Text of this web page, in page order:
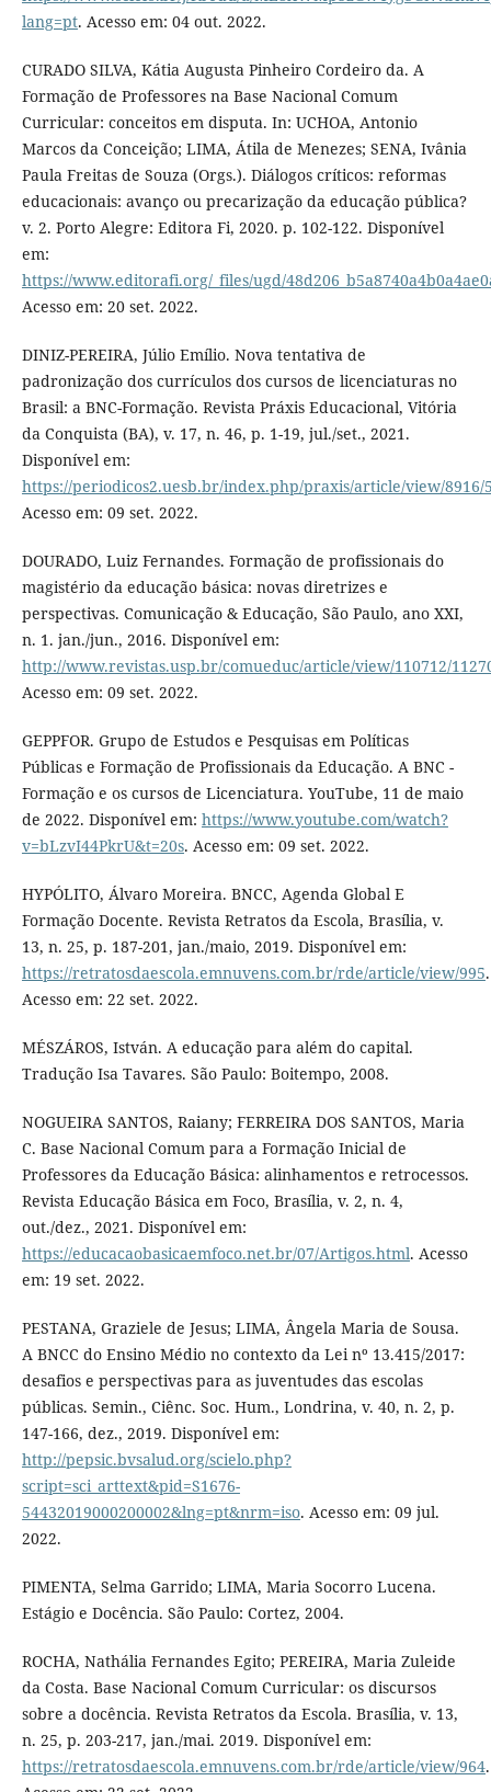
lang=pt. Acesso em: 04 out. 2022.
CURADO SILVA, Kátia Augusta Pinheiro Cordeiro da. A
Formação de Professores na Base Nacional Comum
Curricular: conceitos em disputa. In: UCHOA, Antonio
Marcos da Conceição; LIMA, Átila de Menezes; SENA, Ivânia
Paula Freitas de Souza (Orgs.). Diálogos críticos: reformas
educacionais: avanço ou precarização da educação pública?
v. 2. Porto Alegre: Editora Fi, 2020. p. 102-122. Disponível
em:
https://www.editorafi.org/_files/ugd/
Acesso em: 20 set. 2022.
DINIZ-PEREIRA, Júlio Emílio. Nova tentativa de
padronização dos currículos dos cursos de licenciaturas no
Brasil: a BNC-Formação. Revista Práxis Educacional, Vitória
da Conquista (BA), v. 17, n. 46, p. 1-19, jul./set., 2021.
Disponível em:
https://periodicos2.uesb.br/index.php/praxis/article/view/8916/
Acesso em: 09 set. 2022.
DOURADO, Luiz Fernandes. Formação de profissionais do
magistério da educação básica: novas diretrizes e
perspectivas. Comunicação & Educação, São Paulo, ano XXI,
n. 1. jan./jun., 2016. Disponível em:
http://www.revistas.usp.br/comueduc/article/view/110712/
Acesso em: 09 set. 2022.
GEPPFOR. Grupo de Estudos e Pesquisas em Políticas
Públicas e Formação de Profissionais da Educação. A BNC -
Formação e os cursos de Licenciatura. YouTube, 11 de maio
de 2022. Disponível em: https://www.youtube.com/watch?
v=bLzvI44PkrU&t=20s. Acesso em: 09 set. 2022.
HYPÓLITO, Álvaro Moreira. BNCC, Agenda Global E
Formação Docente. Revista Retratos da Escola, Brasília, v.
13, n. 25, p. 187-201, jan./maio, 2019. Disponível em:
https://retratosdaescola.emnuvens.com.br/rde/article/view/995.
Acesso em: 22 set. 2022.
MÉSZÁROS, István. A educação para além do capital.
Tradução Isa Tavares. São Paulo: Boitempo, 2008.
NOGUEIRA SANTOS, Raiany; FERREIRA DOS SANTOS, Maria
C. Base Nacional Comum para a Formação Inicial de
Professores da Educação Básica: alinhamentos e retrocessos.
Revista Educação Básica em Foco, Brasília, v. 2, n. 4,
out./dez., 2021. Disponível em:
https://educacaobasicaemfoco.net.br/07/Artigos.html. Acesso
em: 19 set. 2022.
PESTANA, Graziele de Jesus; LIMA, Ângela Maria de Sousa.
A BNCC do Ensino Médio no contexto da Lei nº 13.415/2017:
desafios e perspectivas para as juventudes das escolas
públicas. Semin., Ciênc. Soc. Hum., Londrina, v. 40, n. 2, p.
147-166, dez., 2019. Disponível em:
http://pepsic.bvsalud.org/scielo.php?
script=sci_arttext&pid=S1676-
54432019000200002&lng=pt&nrm=iso. Acesso em: 09 jul.
2022.
PIMENTA, Selma Garrido; LIMA, Maria Socorro Lucena.
Estágio e Docência. São Paulo: Cortez, 2004.
ROCHA, Nathália Fernandes Egito; PEREIRA, Maria Zuleide
da Costa. Base Nacional Comum Curricular: os discursos
sobre a docência. Revista Retratos da Escola. Brasília, v. 13,
n. 25, p. 203-217, jan./mai. 2019. Disponível em:
https://retratosdaescola.emnuvens.com.br/rde/article/view/964.